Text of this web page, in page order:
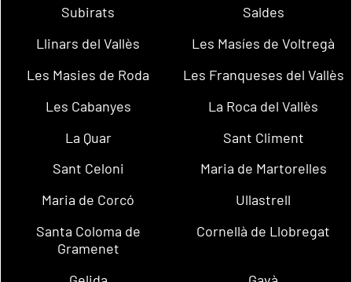
Subirats
Saldes
Llinars del Vallès
Les Masíes de Voltregà
Les Masies de Roda
Les Franqueses del Vallès
Les Cabanyes
La Roca del Vallès
La Quar
Sant Climent
Sant Celoni
Maria de Martorelles
Maria de Corcó
Ullastrell
Santa Coloma de
Gramenet
Cornellà de Llobregat